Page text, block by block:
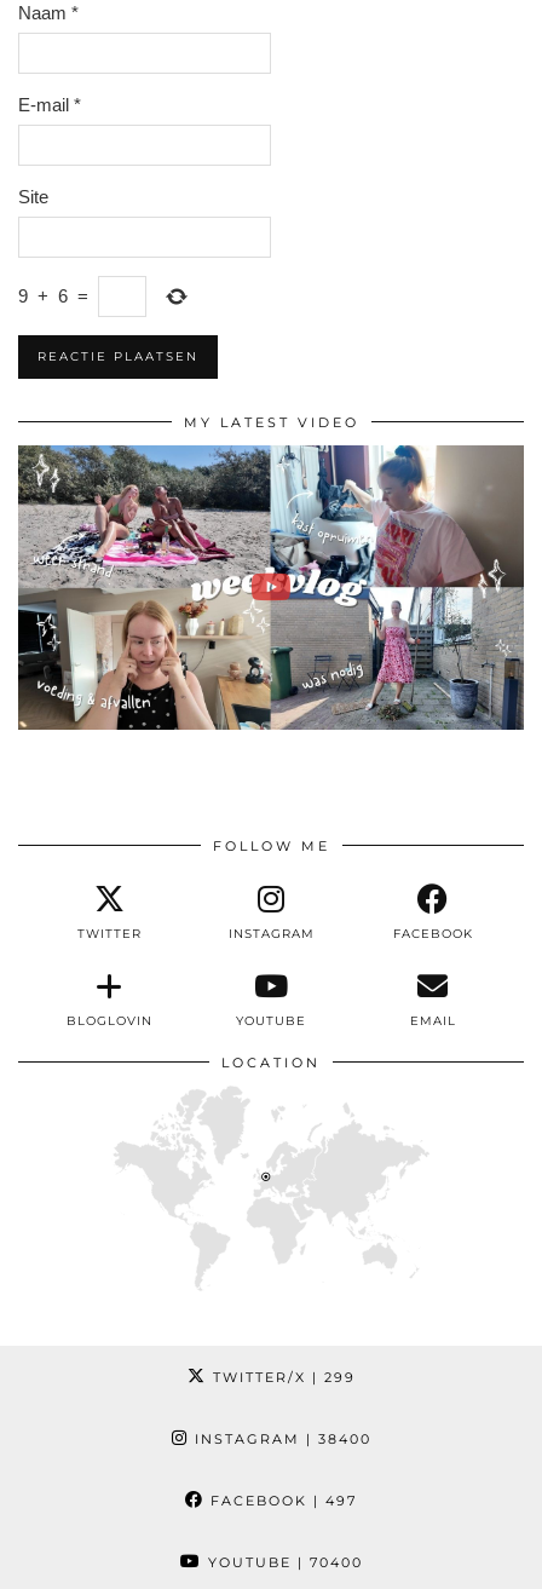
Naam *
E-mail *
Site
9 + 6 =
MY LATEST VIDEO
FOLLOW ME
TWITTER INSTAGRAM FACEBOOK
BLOGLOVIN YOUTUBE EMAIL
LOCATION
TWITTER/X | 299
INSTAGRAM | 38400
FACEBOOK | 497
YOUTUBE | 70400